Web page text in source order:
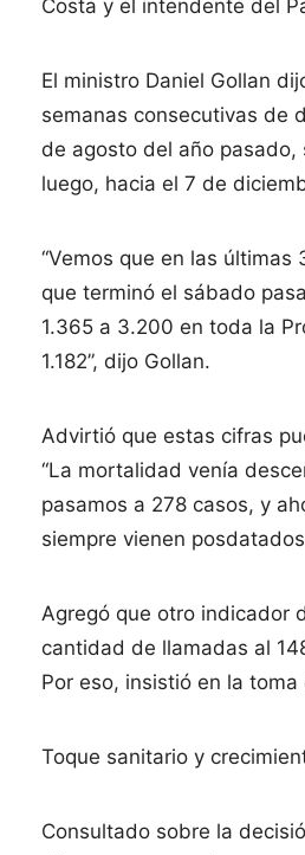
Costa y el intendente del
El ministro Daniel Gollan
semanas consecutivas de
de agosto del año pasado,
luego, hacia el 7 de
“Vemos que en las
que terminó el sábado
1.365 a 3.200 en toda la
1.182”, dijo Gollan.
Advirtió que estas cifras
“La mortalidad venía
pasamos a 278 casos, y
siempre vienen
Agregó que otro indicador
cantidad de llamadas al
Por eso, insistió en la
Toque sanitario y
Consultado sobre la